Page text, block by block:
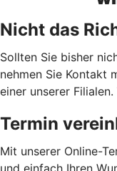
Nicht das
Sollten Sie bisher
nehmen Sie Kontakt
einer unserer
Termin
Mit unserer Online-
und einfach Ihren